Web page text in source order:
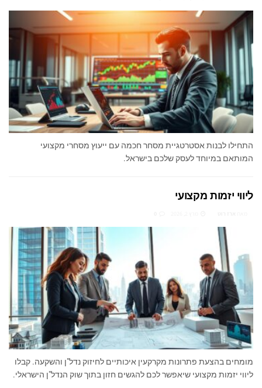
התחילו לבנות אסטרטגיית מסחר חכמה עם ייעוץ מסחרי מקצועי
המותאם במיוחד לעסק שלכם בישראל.
ליווי יזמות מקצועי
מומחים בהצעת פתרונות מקרקעין איכותיים לחיזוק נדל"ן והשקעה. קבלו
ליווי יזמות מקצועי שיאפשר לכם להגשים חזון בתוך שוק הנדל"ן הישראלי.